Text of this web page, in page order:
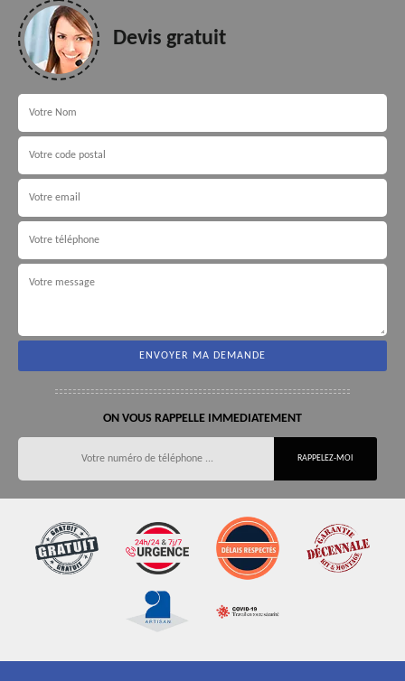
Devis gratuit
ON VOUS RAPPELLE IMMEDIATEMENT